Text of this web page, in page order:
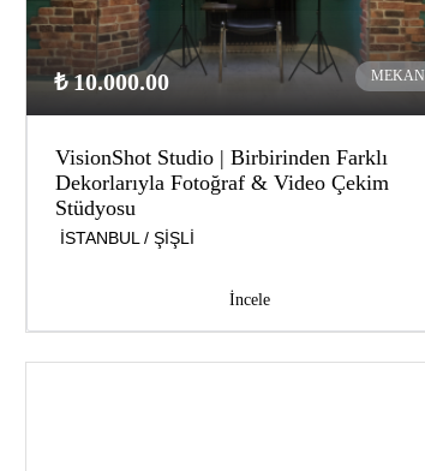
₺ 10.000.00 MEKAN
VisionShot Studio | Birbirinden Farklı
Dekorlarıyla Fotoğraf & Video Çekim
Stüdyosu
İSTANBUL / ŞİŞLİ
İncele